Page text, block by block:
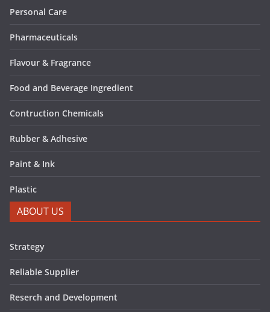
Personal Care
Pharmaceuticals
Flavour & Fragrance
Food and Beverage Ingredient
Contruction Chemicals
Rubber & Adhesive
Paint & Ink
Plastic
ABOUT US
Strategy
Reliable Supplier
Reserch and Development